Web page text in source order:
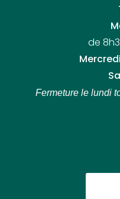
de
Fermeture le lundi